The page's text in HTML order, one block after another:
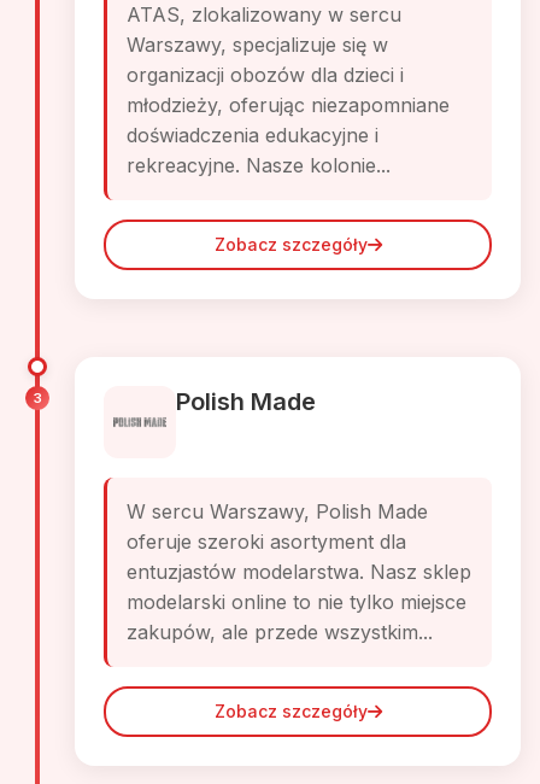
ATAS, zlokalizowany w sercu
Warszawy, specjalizuje się w
organizacji obozów dla dzieci i
młodzieży, oferując niezapomniane
doświadczenia edukacyjne i
rekreacyjne. Nasze kolonie...
Zobacz szczegóły
3 Polish Made
W sercu Warszawy, Polish Made
oferuje szeroki asortyment dla
entuzjastów modelarstwa. Nasz sklep
modelarski online to nie tylko miejsce
zakupów, ale przede wszystkim...
Zobacz szczegóły